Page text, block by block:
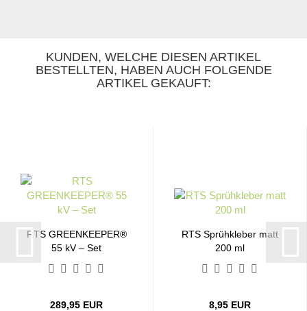
KUNDEN, WELCHE DIESEN ARTIKEL
BESTELLTEN, HABEN AUCH FOLGENDE
ARTIKEL GEKAUFT:
RTS GREENKEEPER®
55 kV – Set
289,95 EUR
RTS Sprühkleber matt
200 ml
8,95 EUR